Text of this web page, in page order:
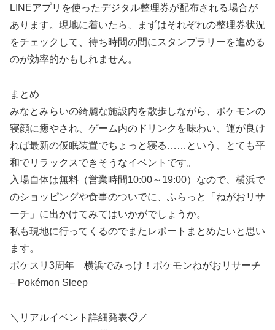
LINEアプリを使ったデジタル整理券が配布される場合が
あります。現地に着いたら、まずはそれぞれの整理券状況
をチェックして、待ち時間の間にスタンプラリーを進める
のが効率的かもしれません。
まとめ
みなとみらいの綺麗な施設内を散歩しながら、ポケモンの
寝顔に癒やされ、ゲーム内のドリンクを味わい、運が良け
れば最新の仮眠装置でちょっと寝る……という、とても平
和でリラックスできそうなイベントです。
入場自体は無料（営業時間10:00～19:00）なので、横浜で
のショッピングや食事のついでに、ふらっと「ねがおリサ
ーチ」に出かけてみてはいかがでしょうか。
私も現地に行ってくるのでまたレポートまとめたいと思い
ます。
ポケスリ3周年 横浜でみっけ！ポケモンねがおリサーチ
– Pokémon Sleep
＼リアルイベント詳細発表📋／